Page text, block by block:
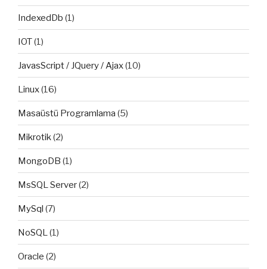
IndexedDb (1)
IOT(1)
JavasScript / JQuery / Ajax(10)
Linux(16)
Masaüstü Programlama (5)
Mikrotik(2)
MongoDB (1)
MsSQL Server(2)
MySql (7)
NoSQL(1)
Oracle (2)